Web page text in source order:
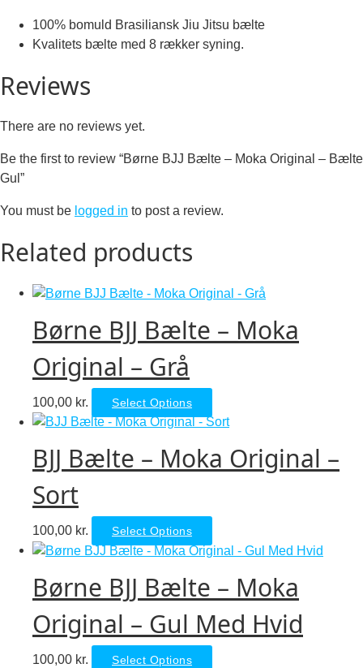
100% bomuld Brasiliansk Jiu Jitsu bælte
Kvalitets bælte med 8 rækker syning.
Reviews
There are no reviews yet.
Be the first to review “Børne BJJ Bælte – Moka Original – Bælte
Gul”
You must be logged in to post a review.
Related products
Børne BJJ Bælte – Moka
Original – Grå
100,00 kr. Select Options
product
multiple
options
be
chosen
on
the
product
BJJ Bælte – Moka Original –
Sort
100,00 kr. Select Options
product
multiple
The
options
Børne BJJ Bælte – Moka
Original – Gul Med Hvid
100,00 kr. Select Options